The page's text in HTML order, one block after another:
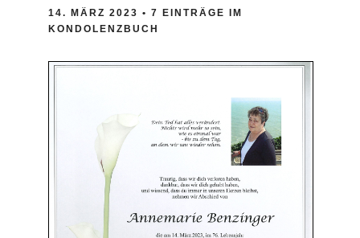
14. MÄRZ 2023 • 7 EINTRÄGE IM
KONDOLENZBUCH